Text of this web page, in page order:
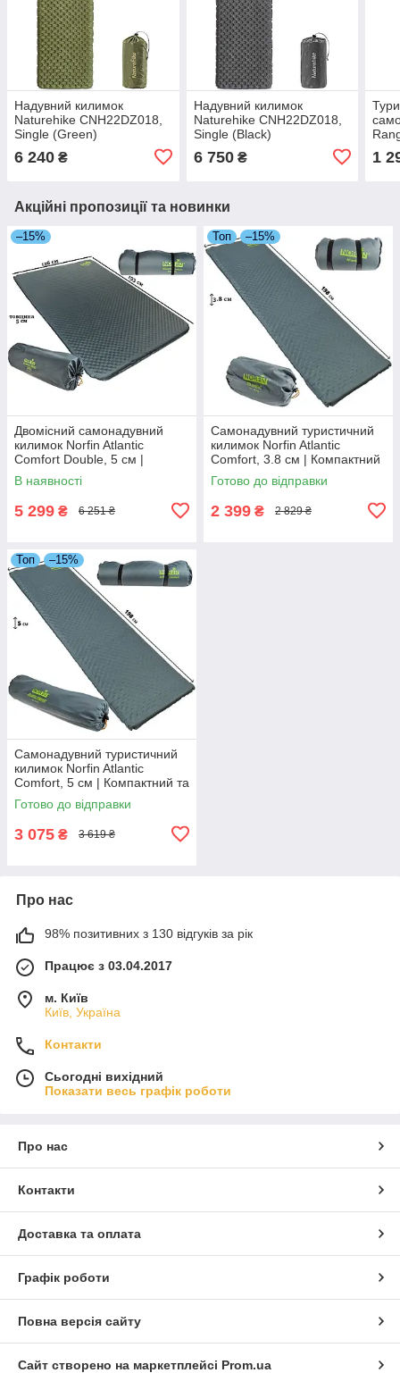
Надувний килимок
Naturehike CNH22DZ018,
Single (Green)
6 240 ₴
Надувний килимок
Naturehike CNH22DZ018,
Single (Black)
6 750₴ 1
Акційні пропозиції та новинки
–15%
Двомісний самонадувний
килимок Norfin Atlantic
Comfort Double, 5 см |
Великий туристичний
каремат для комфортного
В наявності
5 299 ₴ 6 251 ₴
Топ –15%
Самонадувний туристичний
килимок Norfin Atlantic
Comfort, 3.8 см | Компактний
та комфортний каремат для
ідеального сну на природі
Готово до відправки
2 399 ₴ 2 829 ₴
Топ –15%
Самонадувний туристичний
килимок Norfin Atlantic
Comfort, 5 см | Компактний та
комфортний каремат для
ідеального сну на природі
Готово до відправки
3 075 ₴ 3 619 ₴
Про нас
98% позитивних з 130 відгуків за рік
Працює з 03.04.2017
м. Київ
Київ, Україна
Контакти
Сьогодні вихідний
Показати весь графік роботи
Про нас
Контакти
Доставка та оплата
Графік роботи
Повна версія сайту
Сайт створено на маркетплейсі Prom.ua